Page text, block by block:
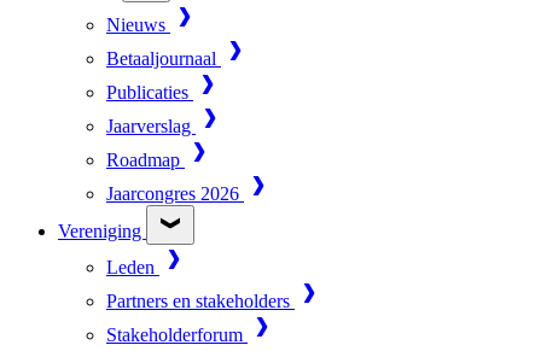
Nieuws
Betaaljournaal
Publicaties
Jaarverslag
Roadmap
Jaarcongres 2026
Vereniging
Leden
Partners en stakeholders
Stakeholderforum